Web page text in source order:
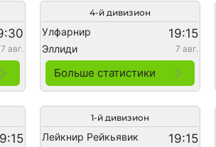
7 авг.
4-й дивизион
Улфарнир 19:15
Эллиди 7 авг.
Больше статистики
1-й дивизион
Лейкнир Рейкьявик 19:15